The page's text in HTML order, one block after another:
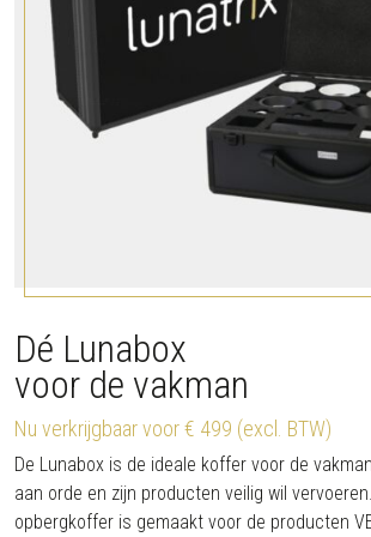
Dé Lunabox
voor de vakman
Nu verkrijgbaar voor € 499 (excl. BTW)
De Lunabox is de ideale koffer voor de
aan orde en zijn producten veilig wil
opbergkoffer is gemaakt voor de producten